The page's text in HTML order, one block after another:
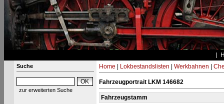
Suche
zur erweiterten Suche
Home Lokbestandslisten Werkbahnen
Fahrzeugportrait LKM 146682
Fahrzeugstamm